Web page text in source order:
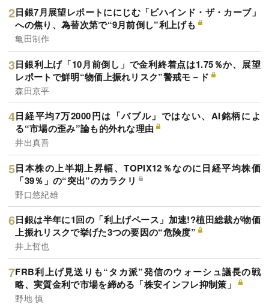
日銀7月展望レポートににじむ「ビハインド・ザ・カーブ」
への焦り、為替次第で“9月前倒し”利上げも
亀田制作
日銀利上げ「10月前倒し」で金利終着点は1.75％か、展望
レポートで鮮明“物価上振れリスク”警戒モ－ド
森田京平
日経平均7万2000円は「バブル」ではない、AI銘柄によ
る“市場の歪み”論も的外れな理由
井出真吾
日本株の上半期上昇幅、TOPIX12％なのに日経平均株価
「39％」の“突出”のカラクリ
野口悠紀雄
日銀は半年に1回の「利上げペース」加速!?植田総裁が物価
上振れリスクで挙げた3つの要因の“危険度”
井上哲也
FRB利上げ見送りも“タカ派”発信のウォーシュ議長の戦
略、実質金利で市場を締める「株安インフレ抑制策」
野地 慎